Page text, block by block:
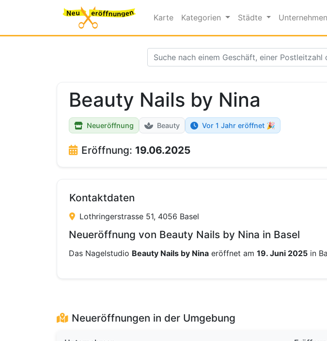
Karte Kategorien Städte Unternehmen
Beauty Nails by Nina
Neueröffnung Beauty Vor 1 Jahr eröffnet 🎉
Eröffnung: 19.06.2025
Kontaktdaten
Lothringerstrasse 51, 4056 Basel
Neueröffnung von Beauty Nails by Nina in Basel
Das Nagelstudio Beauty Nails by Nina eröffnet am 19. Juni 2025 in
Neueröffnungen in der Umgebung